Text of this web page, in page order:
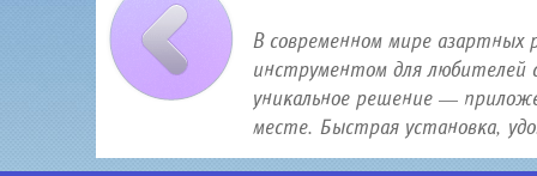
В современном мире азартных
инструментом для любителей
уникальное решение —
месте. Быстрая установка,